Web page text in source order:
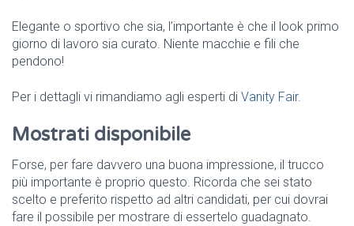
Elegante o sportivo che sia, l’importante è che il look primo
giorno di lavoro sia curato. Niente macchie e fili che
pendono!
Per i dettagli vi rimandiamo agli esperti di Vanity Fair.
Mostrati disponibile
Forse, per fare davvero una buona impressione, il trucco
più importante è proprio questo. Ricorda che sei stato
scelto e preferito rispetto ad altri candidati, per cui dovrai
fare il possibile per mostrare di essertelo guadagnato.